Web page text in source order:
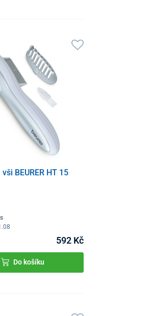
BEURER HT 15
592 Kč
Do košíku